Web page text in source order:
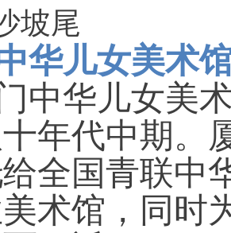
坡尾
华儿女美术
中华儿女美
年代中期。
全国青联中
术馆，同时